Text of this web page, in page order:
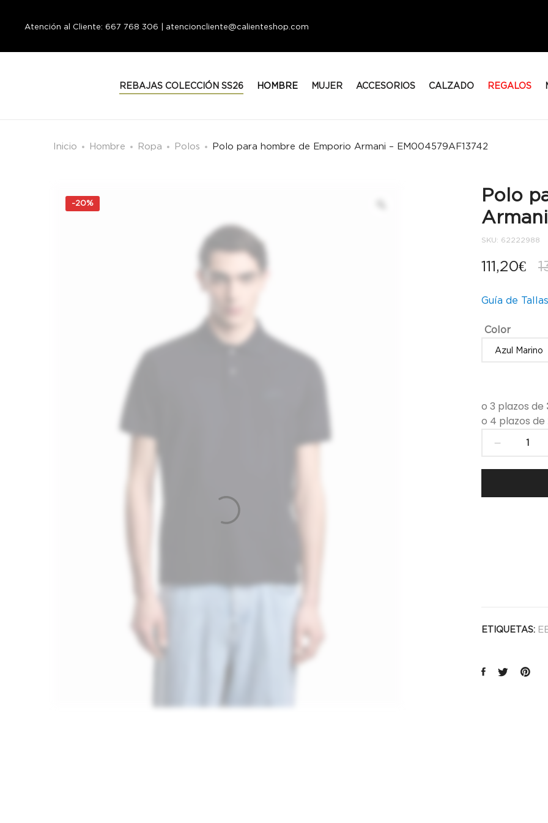
Atención al Cliente: 667 768 306 | atencioncliente@calienteshop.com
REBAJAS COLECCIÓN SS26 HOMBRE MUJER ACCESORIOS CALZADO REGALOS
Inicio Hombre Ropa Polos Polo para hombre de Emporio Armani – EM004579AF13742
-20%
Polo
SKU: 62222988
111,20€
Guía de Tallas
Color
Polo
hombre
ETIQUETAS: